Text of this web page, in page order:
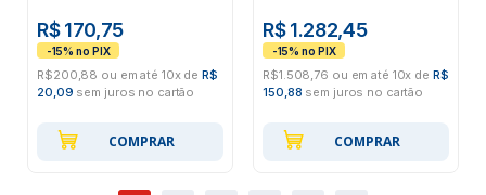
R$ 170,75
R$200,88 ou em até 10x deR$
20,09 sem juros no cartão
COMPRAR
R$ 1.282,45
R$1.508,76 ou em até 10x de R$
150,88 sem juros no cartão
COMPRAR